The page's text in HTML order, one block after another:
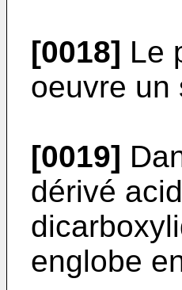
[0018] Le
oeuvre un
[0019]
dérivé
englobe